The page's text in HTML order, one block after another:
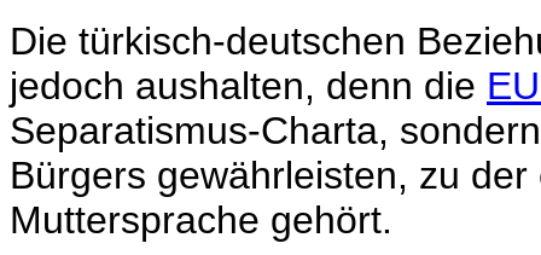
Die türkisch-deutschen
jedoch aushalten, denn die
Separatismus-Charta,
Bürgers gewährleisten, zu
Muttersprache gehört.